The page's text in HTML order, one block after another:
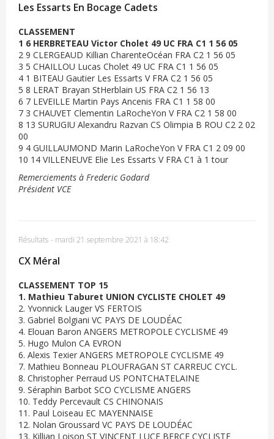
Les Essarts En Bocage Cadets
CLASSEMENT
1 6 HERBRETEAU Victor Cholet 49 UC FRA C1 1 56 05
2 9 CLERGEAUD Killian CharenteOcéan FRA C2 1 56 05
3 5 CHAILLOU Lucas Cholet 49 UC FRA C1 1 56 05
4 1 BITEAU Gautier Les Essarts V FRA C2 1 56 05
5 8 LERAT Brayan StHerblain US FRA C2 1 56 13
6 7 LEVEILLE Martin Pays Ancenis FRA C1 1 58 00
7 3 CHAUVET Clementin LaRocheYon V FRA C2 1 58 00
8 13 SURUGIU Alexandru Razvan CS Olimpia B ROU C2 2 02
00
9 4 GUILLAUMOND Marin LaRocheYon V FRA C1 2 09 00
10 14 VILLENEUVE Elie Les Essarts V FRA C1 à 1 tour
Remerciements à Frederic Godard
Président VCE
Résultats - mardi 21 septembre 2021 à 18:42
CX Méral
CLASSEMENT TOP 15
1. Mathieu Taburet UNION CYCLISTE CHOLET 49
2. Yvonnick Lauger VS FERTOIS
3. Gabriel Bolgiani VC PAYS DE LOUDÉAC
4. Elouan Baron ANGERS METROPOLE CYCLISME 49
5. Hugo Mulon CA EVRON
6. Alexis Texier ANGERS METROPOLE CYCLISME 49
7. Mathieu Bonneau PLOUFRAGAN ST CARREUC CYCL.
8. Christopher Perraud US PONTCHATELAINE
9. Séraphin Barbot SCO CYCLISME ANGERS
10. Teddy Percevault CS CHINONAIS
11. Paul Loiseau EC MAYENNAISE
12. Nolan Groussard VC PAYS DE LOUDÉAC
13. Killian Loison ST VINCENT LUCE BERCE CYCLISTE